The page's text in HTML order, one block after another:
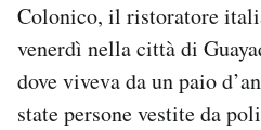
CALENDARIO
AREA PERSONALE
Colonico, il ristoratore
venerdì nella città di
dove viveva da un paio
state persone vestite da